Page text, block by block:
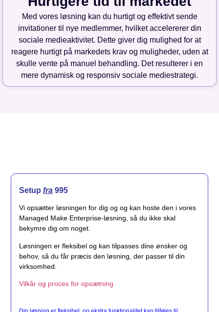
Med vores løsning kan du hurtigt og effektivt sende
invitationer til nye medlemmer, hvilket accelererer din
sociale medieaktivitet. Dette giver dig mulighed for at
reagere hurtigt på markedets krav og muligheder, uden at
skulle vente på manuel behandling. Det resulterer i en
mere dynamisk og responsiv sociale mediestrategi.
Setup fra 995
Vi opsætter løsningen for dig og og kan hoste den i vores
Managed Make Enterprise-løsning, så du ikke skal
bekymre dig om noget.
Løsningen er fleksibel og kan tilpasses dine ønsker og
behov, så du får præcis den løsning, der passer til din
virksomhed.
Vilkår og proces for opsætning